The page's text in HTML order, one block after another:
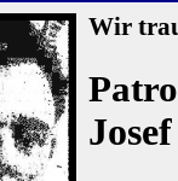
Wir